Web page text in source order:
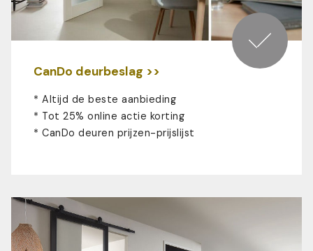
CanDo deurbeslag >>
* Altijd de beste aanbieding
* Tot 25% online actie korting
* CanDo deuren prijzen-prijslijst